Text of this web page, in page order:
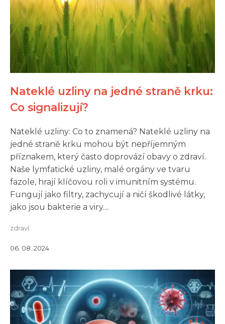
Nateklé uzliny na jedné straně krku:
Co signalizují?
Nateklé uzliny: Co to znamená? Nateklé uzliny na
jedné straně krku mohou být nepříjemným
příznakem, který často doprovází obavy o zdraví.
Naše lymfatické uzliny, malé orgány ve tvaru
fazole, hrají klíčovou roli v imunitním systému.
Fungují jako filtry, zachycují a ničí škodlivé látky,
jako jsou bakterie a viry....
zdraví
06. 08. 2024